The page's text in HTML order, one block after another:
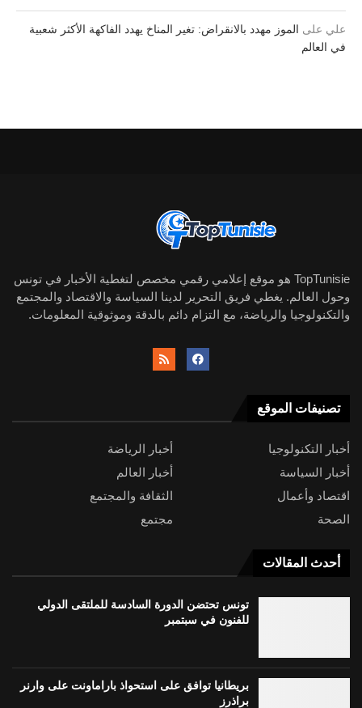
علي على الموز مهدد بالانقراض: تغير المناخ يهدد الفاكهة الأكثر شعبية
في العالم
TopTunisie هو موقع إعلامي رقمي مخصص لتغطية الأخبار في تونس
وحول العالم. يغطي فريق التحرير لدينا السياسة والاقتصاد والمجتمع
والتكنولوجيا والرياضة، مع التزام دائم بالدقة وموثوقية المعلومات.
تصنيفات الموقع
أخبار التكنولوجيا
أخبار الرياضة
أخبار السياسة
أخبار العالم
اقتصاد وأعمال
الثقافة والمجتمع
الصحة
مجتمع
أحدث المقالات
تونس تحتضن الدورة السادسة للملتقى الدولي
للفنون في سبتمبر
بريطانيا توافق على استحواذ باراماونت على وارنر
براذرز